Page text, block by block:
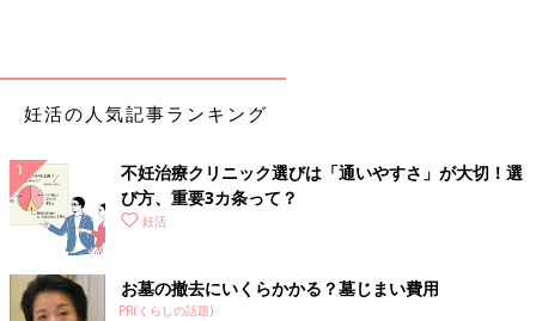
妊活の人気記事ランキング
不妊治療クリニック選びは「通いやすさ」が大切！選
び方、重要3カ条って？
妊活
お墓の撤去にいくらかかる？墓じまい費用
PR(くらしの話題)